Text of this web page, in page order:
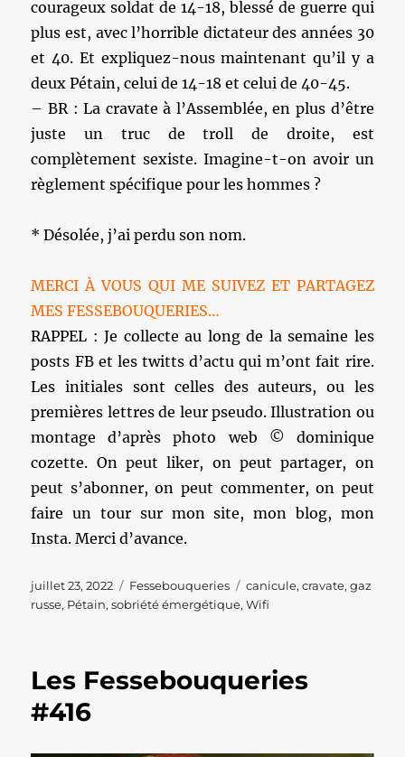
courageux soldat de 14-18, blessé de guerre qui
plus est, avec l’horrible dictateur des années 30
et 40. Et expliquez-nous maintenant qu’il y a
deux Pétain, celui de 14-18 et celui de 40-45.
– BR : La cravate à l’Assemblée, en plus d’être
juste un truc de troll de droite, est
complètement sexiste. Imagine-t-on avoir un
règlement spécifique pour les hommes ?
* Désolée, j’ai perdu son nom.
MERCI À VOUS QUI ME SUIVEZ ET PARTAGEZ
MES FESSEBOUQUERIES…
RAPPEL : Je collecte au long de la semaine les
posts FB et les twitts d’actu qui m’ont fait rire.
Les initiales sont celles des auteurs, ou les
premières lettres de leur pseudo. Illustration ou
montage d’après photo web © dominique
cozette. On peut liker, on peut partager, on
peut s’abonner, on peut commenter, on peut
faire un tour sur mon site, mon blog, mon
Insta. Merci d’avance.
Publié
le
juillet 23, 2022 Catégories
Fessebouqueries Étiquettes
canicule,cravate,gaz
russe, Pétain,sobriété émergétique,Wifi
Les Fessebouqueries
#416